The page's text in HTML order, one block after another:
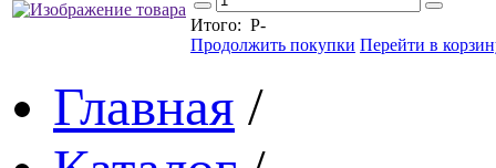
Итого: Р-
Продолжить покупки Перейти в
Главная /